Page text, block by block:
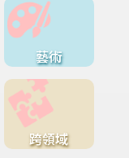
藝術
跨領域